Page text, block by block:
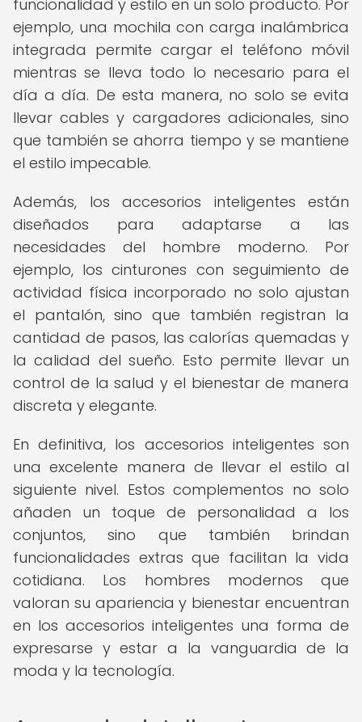
funcionalidad y estilo en un solo producto. Por
ejemplo, una mochila con carga inalámbrica
integrada permite cargar el teléfono móvil
mientras se lleva todo lo necesario para el
día a día. De esta manera, no solo se evita
llevar cables y cargadores adicionales, sino
que también se ahorra tiempo y se mantiene
el estilo impecable.
Además, los accesorios inteligentes están
diseñados para adaptarse a las
necesidades del hombre moderno. Por
ejemplo, los cinturones con seguimiento de
actividad física incorporado no solo ajustan
el pantalón, sino que también registran la
cantidad de pasos, las calorías quemadas y
la calidad del sueño. Esto permite llevar un
control de la salud y el bienestar de manera
discreta y elegante.
En definitiva, los accesorios inteligentes son
una excelente manera de llevar el estilo al
siguiente nivel. Estos complementos no solo
añaden un toque de personalidad a los
conjuntos, sino que también brindan
funcionalidades extras que facilitan la vida
cotidiana. Los hombres modernos que
valoran su apariencia y bienestar encuentran
en los accesorios inteligentes una forma de
expresarse y estar a la vanguardia de la
moda y la tecnología.